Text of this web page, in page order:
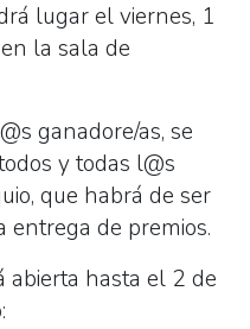
lugar el viernes, 1
la sala de
ganadore/as, se
y todas l@s
que habrá de ser
entrega de premios.
abierta hasta el 2 de